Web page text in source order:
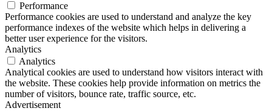
Performance
Performance cookies are used to understand and analyze the key
performance indexes of the website which helps in delivering a
better user experience for the visitors.
Analytics
Analytics
Analytical cookies are used to understand how visitors interact with
the website. These cookies help provide information on metrics the
number of visitors, bounce rate, traffic source, etc.
Advertisement